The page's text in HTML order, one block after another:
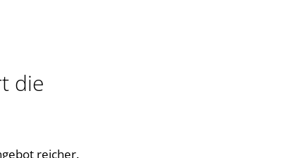
die
reicher.